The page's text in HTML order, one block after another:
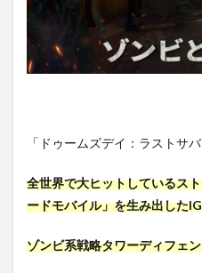
ゥー
イ：
ラス
の概
解
【ド
「ドゥームズデイ：ラストサバ
全世界で大ヒットしているス
ードモバイル」を生み出した
ゾンビ系戦略タワーディフェ